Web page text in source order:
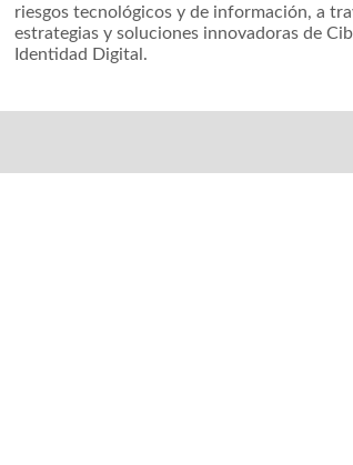
riesgos tecnológicos y de información, a
estrategias y soluciones innovadoras de
Identidad Digital.